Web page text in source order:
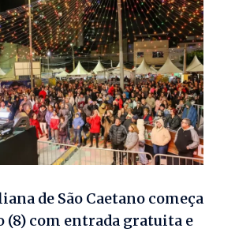
de São Caetano começa
(8) com entrada gratuita e